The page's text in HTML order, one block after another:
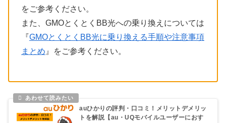
をご参考ください。
また、GMOとくとくBB光への乗り換えについては
『GMOとくとくBB光に乗り換える手順や注意事項
まとめ 』をご参考ください。
auひかりの評判・口コミ！メリットデメリッ
トを解説【au・UQモバイルユーザーにおす